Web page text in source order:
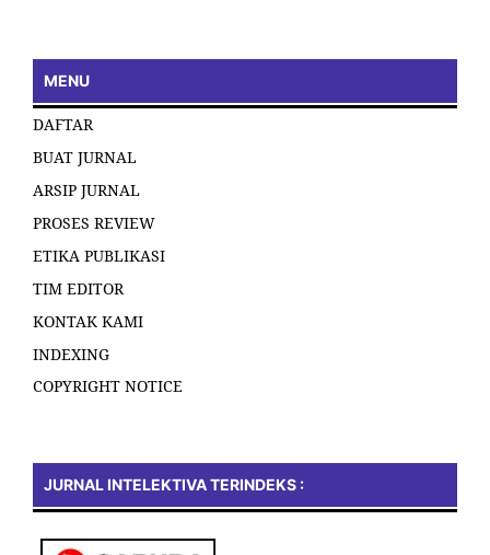
MENU
DAFTAR
BUAT JURNAL
ARSIP JURNAL
PROSES REVIEW
ETIKA PUBLIKASI
TIM EDITOR
KONTAK KAMI
INDEXING
COPYRIGHT NOTICE
JURNAL INTELEKTIVA TERINDEKS :